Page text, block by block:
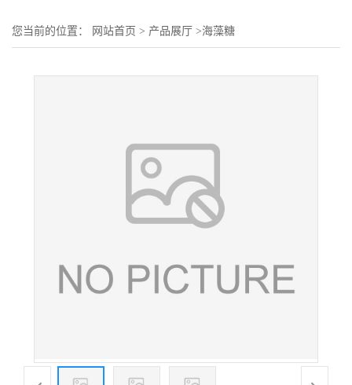
您当前的位置： 网站首页 > 产品展厅 >海藻糖